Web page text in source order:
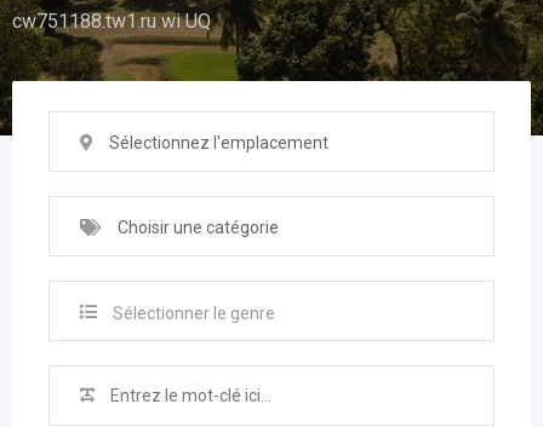
cw751188.tw1.ru wi UQ
Sélectionnez l'emplacement
Choisir une catégorie
Sélectionner le genre